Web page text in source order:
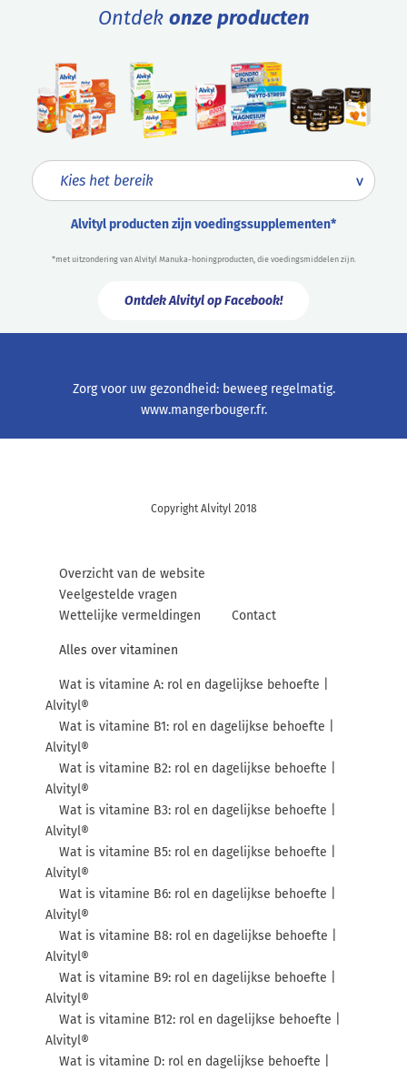
Ontdek onze producten
Alvityl producten zijn voedingssupplementen*
*met uitzondering van Alvityl Manuka-honingproducten, die voedingsmiddelen zijn.
Ontdek Alvityl op Facebook!
Zorg voor uw gezondheid: beweeg regelmatig.
www.mangerbouger.fr.
Copyright Alvityl 2018
Overzicht van de website
Veelgestelde vragen
Wettelijke vermeldingen
Contact
Alles over vitaminen
Wat is vitamine A: rol en dagelijkse behoefte |
Alvityl®
Wat is vitamine B1: rol en dagelijkse behoefte |
Alvityl®
Wat is vitamine B2: rol en dagelijkse behoefte |
Alvityl®
Wat is vitamine B3: rol en dagelijkse behoefte |
Alvityl®
Wat is vitamine B5: rol en dagelijkse behoefte |
Alvityl®
Wat is vitamine B6: rol en dagelijkse behoefte |
Alvityl®
Wat is vitamine B8: rol en dagelijkse behoefte |
Alvityl®
Wat is vitamine B9: rol en dagelijkse behoefte |
Alvityl®
Wat is vitamine B12: rol en dagelijkse behoefte |
Alvityl®
Wat is vitamine D: rol en dagelijkse behoefte |